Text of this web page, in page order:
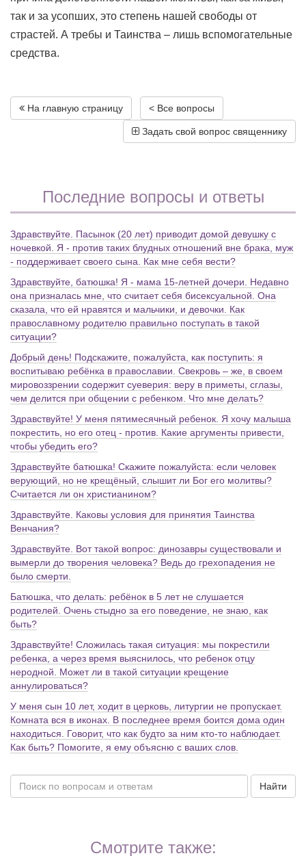
так и за усопших, это степень нашей свободы от
страстей. А требы и Таинства – лишь вспомогательные
средства.
На главную страницу < Все вопросы
Задать свой вопрос священнику
Последние вопросы и ответы
Здравствуйте. Пасынок (20 лет) приводит домой девушку с
ночевкой. Я - против таких блудных отношений вне брака, муж
- поддерживает своего сына. Как мне себя вести?
Здравствуйте, батюшка! Я - мама 15-летней дочери. Недавно
она призналась мне, что считает себя бисексуальной. Она
сказала, что ей нравятся и мальчики, и девочки. Как
православному родителю правильно поступать в такой
ситуации?
Добрый день! Подскажите, пожалуйста, как поступить: я
воспитываю ребёнка в православии. Свекровь – же, в своем
мировоззрении содержит суеверия: веру в приметы, сглазы,
чем делится при общении с ребенком. Что мне делать?
Здравствуйте! У меня пятимесячный ребенок. Я хочу малыша
покрестить, но его отец - против. Какие аргументы привести,
чтобы убедить его?
Здравствуйте батюшка! Скажите пожалуйста: если человек
верующий, но не крещёный, слышит ли Бог его молитвы?
Считается ли он христианином?
Здравствуйте. Каковы условия для принятия Таинства
Венчания?
Здравствуйте. Вот такой вопрос: динозавры существовали и
вымерли до творения человека? Ведь до грехопадения не
было смерти.
Батюшка, что делать: ребёнок в 5 лет не слушается
родителей. Очень стыдно за его поведение, не знаю, как
быть?
Здравствуйте! Сложилась такая ситуация: мы покрестили
ребенка, а через время выяснилось, что ребенок отцу
неродной. Может ли в такой ситуации крещение
аннулироваться?
У меня сын 10 лет, ходит в церковь, литургии не пропускает.
Комната вся в иконах. В последнее время боится дома один
находиться. Говорит, что как будто за ним кто-то наблюдает.
Как быть? Помогите, я ему объясню с ваших слов.
Найти
Смотрите также: